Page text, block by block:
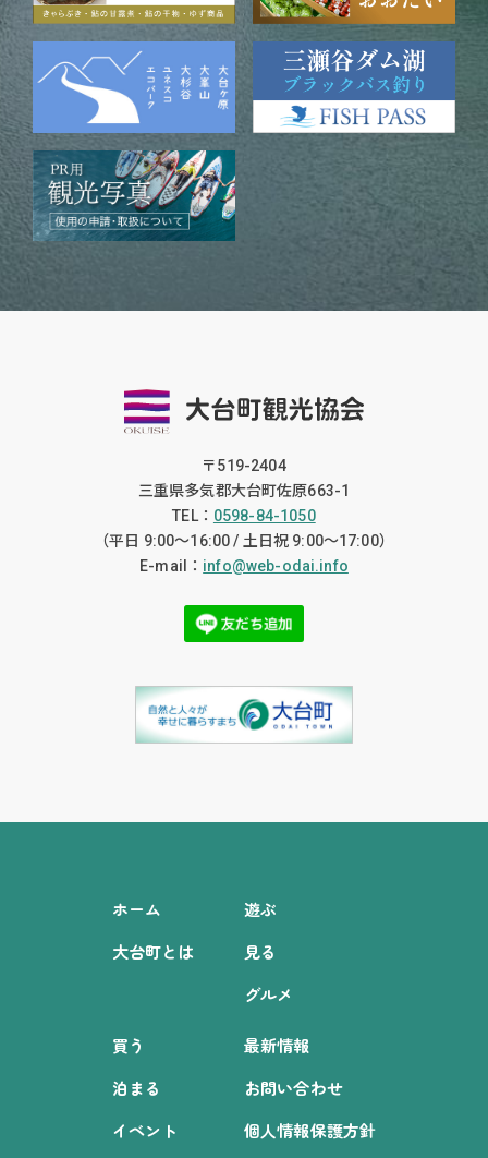
〒519-2404
三重県多気郡大台町佐原663-1
TEL： 0598-84-1050
（平日 9:00〜16:00 / 土日祝 9:00〜17:00）
E-mail： info@web-odai.info
ホーム
大台町とは
遊ぶ
見る
グルメ
買う
泊まる
イベント
最新情報
お問い合わせ
個人情報保護方針